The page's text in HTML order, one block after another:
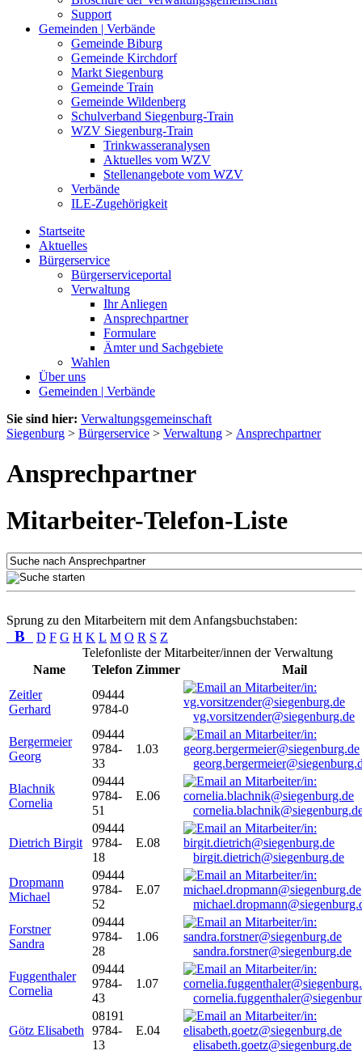
Support
Gemeinden | Verbände
Gemeinde Biburg
Gemeinde Kirchdorf
Markt Siegenburg
Gemeinde Train
Gemeinde Wildenberg
Schulverband Siegenburg-Train
WZV Siegenburg-Train
Trinkwasseranalysen
Aktuelles vom WZV
Stellenangebote vom WZV
Verbände
ILE-Zugehörigkeit
Startseite
Aktuelles
Bürgerservice
Bürgerserviceportal
Verwaltung
Ihr Anliegen
Ansprechpartner
Formulare
Ämter und Sachgebiete
Wahlen
Über uns
Gemeinden | Verbände
Sie sind hier: Verwaltungsgemeinschaft
Siegenburg > Bürgerservice > Verwaltung > Ansprechpartner
Ansprechpartner
Mitarbeiter-Telefon-Liste
Sprung zu den Mitarbeitern mit dem Anfangsbuchstaben:
B D F G H K L M O R S Z
Telefonliste der Mitarbeiter/innen der Verwaltung
Name
Telefon Zimmer
Mail
Zeitler
Gerhard
09444
9784-0
vg.vorsitzender@siegenburg.de
Bergermeier
Georg
09444
9784-
33
1.03
Blachnik
Cornelia
09444
9784-
51
E.06
Dietrich Birgit
09444
9784-
18
E.08
birgit.dietrich@siegenburg.de
Dropmann
Michael
09444
9784-
52
E.07
Forstner
Sandra
09444
9784-
28
1.06
sandra.forstner@siegenburg.de
Fuggenthaler
Cornelia
09444
9784-
43
1.07
Götz Elisabeth
08191
9784-
13
E.04
elisabeth.goetz@siegenburg.de